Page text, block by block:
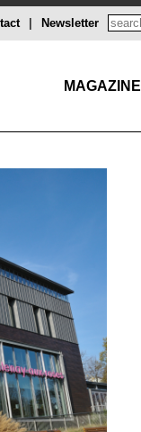
Newsletter
MAGAZINE